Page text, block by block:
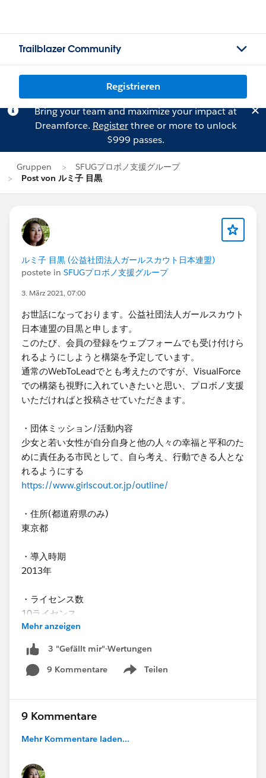
Trailblazer Community
Registrieren
Bring your team and maximize your impact at
Dreamforce. Registerthree or more to unlock
$999 passes.
Gruppen
SFUGプロボノ支援グループ
Post von ルミ子 目黒
ルミ子 目黒 (公益社団法人ガールスカウト日本連盟)
postete in SFUGプロボノ支援グループ
3. März 2021, 07:00
お世話になっております。公益社団法人ガールスカウト
日本連盟の目黒と申します。
このたび、会員の登録をウェブフォームでも受け付けら
れるようにしようと構築を予定しています。
通常のWebToLeadでとも考えたのですが、VisualForce
での構築も視野に入れていきたいと思い、プロボノ支援
いただければと投稿させていただきます。
・団体ミッション/活動内容
少女と若い女性が自分自身と他の人々の幸福と平和のた
めに責任ある市民として、自ら考え、行動できる人とな
れるようにする
https://www.girlscout.or.jp/outline/
・住所(都道府県のみ)
東京都
・導入時期
2013年
・ライセンス数
10ライセンス
・ファンドレックスDRMを使っていますか？(※ファン
ドレックスDRMはNonprfit Starter Packです。)
-はい
・SFDC社/ NPOサポートセンターが実施する研修に受
講されましたか？
NPOサポートセンターが実施するハンズオンの2回コー
Mehr anzeigen
3 "Gefällt mir"-Wertungen
9 Kommentare
Teilen
Show menu
9 Kommentare
Mehr Kommentare laden...